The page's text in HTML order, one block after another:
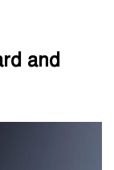
and